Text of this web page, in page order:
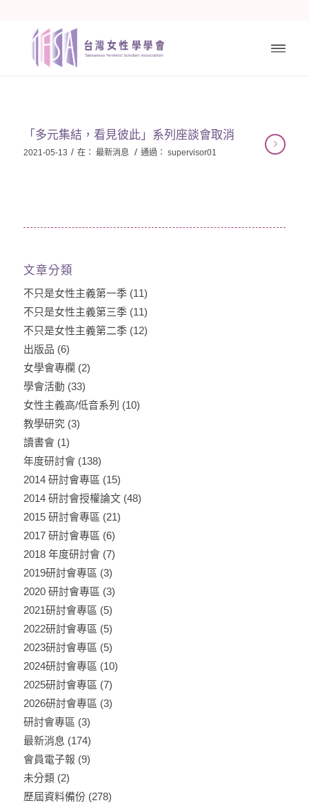
「多元集結，看見彼此」系列座談會取消
2021-05-13 / 在： 最新消息 / 通過： supervisor01
文章分類
不只是女性主義第一季(11)
不只是女性主義第三季(11)
不只是女性主義第二季(12)
出版品 (6)
女學會專欄 (2)
學會活動 (33)
女性主義高/低音系列 (10)
教學研究(3)
讀書會(1)
年度研討會(138)
2014 研討會專區 (15)
2014 研討會授權論文(48)
2015 研討會專區 (21)
2017 研討會專區 (6)
2018 年度研討會(7)
2019研討會專區 (3)
2020 研討會專區 (3)
2021研討會專區 (5)
2022研討會專區 (5)
2023研討會專區 (5)
2024研討會專區 (10)
2025研討會專區 (7)
2026研討會專區 (3)
研討會專區 (3)
最新消息 (174)
會員電子報 (9)
未分類(2)
歷屆資料備份(278)